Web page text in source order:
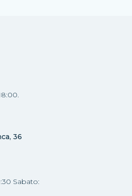
36
Sabato: